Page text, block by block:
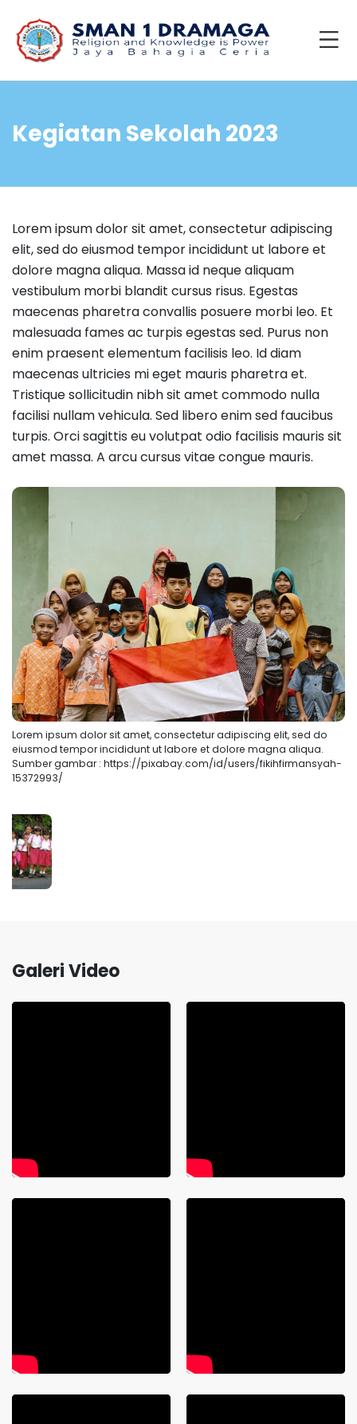
Kegiatan Sekolah 2023
Lorem ipsum dolor sit amet, consectetur adipiscing
elit, sed do eiusmod tempor incididunt ut labore et
dolore magna aliqua. Massa id neque aliquam
vestibulum morbi blandit cursus risus. Egestas
maecenas pharetra convallis posuere morbi leo. Et
malesuada fames ac turpis egestas sed. Purus non
enim praesent elementum facilisis leo. Id diam
maecenas ultricies mi eget mauris pharetra et.
Tristique sollicitudin nibh sit amet commodo nulla
facilisi nullam vehicula. Sed libero enim sed faucibus
turpis. Orci sagittis eu volutpat odio facilisis mauris sit
amet massa. A arcu cursus vitae congue mauris.
Lorem ipsum dolor sit amet, consectetur adipiscing elit, sed do
eiusmod tempor incididunt ut labore et dolore magna aliqua.
Sumber gambar : https://pixabay.com/id/users/fikihfirmansyah-
15372993/
Galeri Video